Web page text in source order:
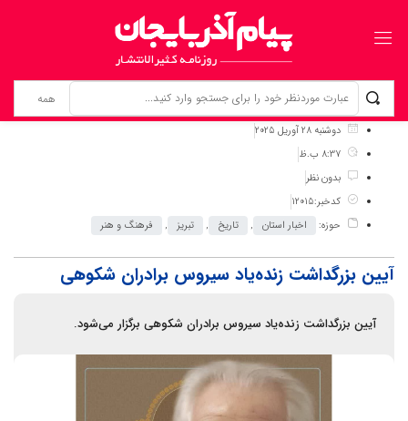
برگ نخست نوشته‌ها
آیین بزرگداشت زنده‌یاد سیروس برادران شکوهی
دوشنبه 28 آوریل 2025
8:37 ب.ظ
بدون نظر
کدخبر:12015
حوزه:
اخبار استان , تاریخ , تبریز , فرهنگ و هنر
آیین بزرگداشت زنده‌یاد سیروس برادران شکوهی
آیین بزرگداشت زنده‌یاد سیروس برادران شکوهی برگزار می‌شود.